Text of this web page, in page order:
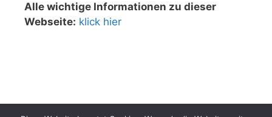
Alle wichtige Informationen zu dieser
Webseite: klick hier